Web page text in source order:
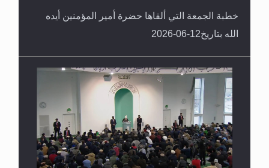
خطبة الجمعة التي ألقاها حضرة أمير المؤمنين أيده
الله بتاريخ12-06-2026